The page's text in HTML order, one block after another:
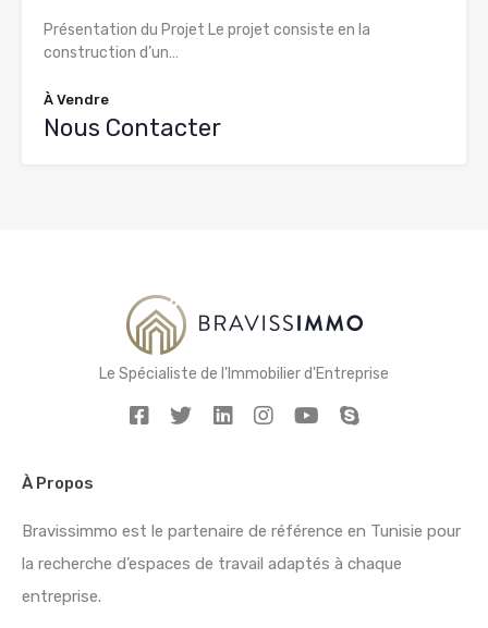
Présentation du Projet Le projet consiste en la
construction d’un…
À Vendre
Nous Contacter
Le Spécialiste de l'Immobilier d'Entreprise
À Propos
Bravissimmo est le partenaire de référence en Tunisie pour
la recherche d’espaces de travail adaptés à chaque
entreprise.